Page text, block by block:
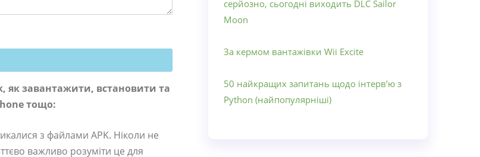
як завантажити, встановити та
тощо:
з файлами APK. Ніколи не
важливо розуміти це для
серйозно, сьогодні виходить DLC Sailor
Moon
За кермом вантажівки Wii Excite
50 найкращих запитань щодо інтерв’ю з
Python (найпопулярніші)